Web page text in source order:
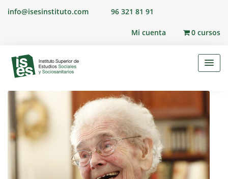
Skipinfo@isesinstituto.com 96 321 81 91
Mi cuenta 0 cursos